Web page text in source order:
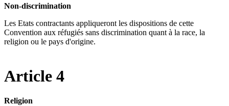
Non-discrimination
Les Etats contractants appliqueront les dispositions de cette
Convention aux réfugiés sans discrimination quant à la race, la
religion ou le pays d'origine.
Article 4
Religion